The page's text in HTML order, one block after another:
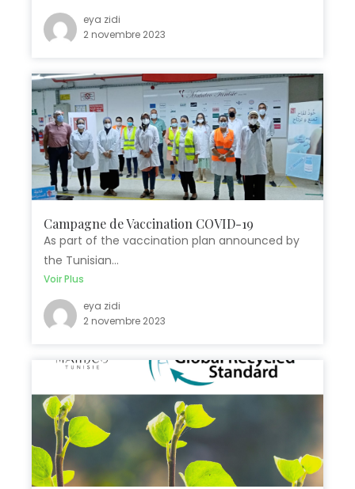
eya zidi
2 novembre 2023
Campagne de Vaccination COVID-19
As part of the vaccination plan announced by
the Tunisian...
Voir Plus
eya zidi
2 novembre 2023